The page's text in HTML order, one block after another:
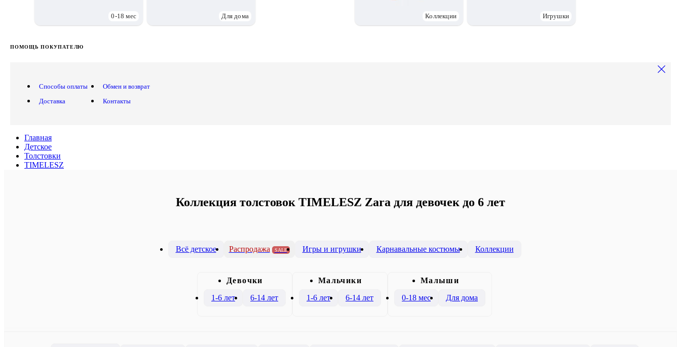
0-18 мес Для дома Коллекции Игрушки
ПОМОЩЬ ПОКУПАТЕЛЮ
Способы оплаты
Доставка
Обмен и возврат
Контакты
Главная
Детское
Толстовки
TIMELESZ
Коллекция толстовок TIMELESZ Zara для девочек до 6 лет
Всё детское Распродажа SALE Игры и игрушки Карнавальные костюмы Коллекции
Девочки
1-6 лет
6-14 лет
Mальчики
1-6 лет
6-14 лет
Малыши
0-18 мес
Для дома